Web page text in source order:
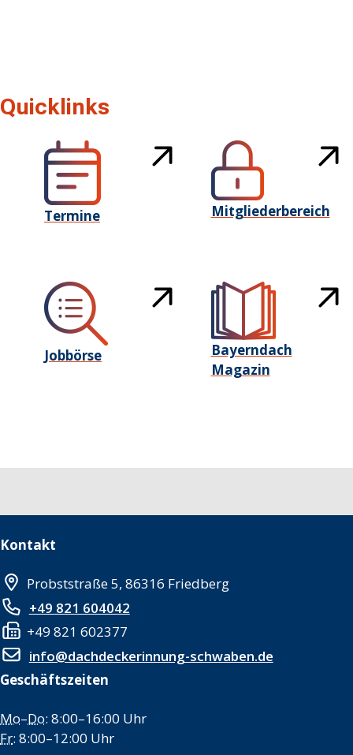
Quicklinks
Termine Mitgliederbereich
Jobbörse
Bayerndach
Magazin
Kontakt
Probststraße 5, 86316 Friedberg
+49 821 604042
+49 821 602377
info@dachdeckerinnung-schwaben.de
Geschäftszeiten
Mo–Do: 8:00–16:00 Uhr
Fr: 8:00–12:00 Uhr